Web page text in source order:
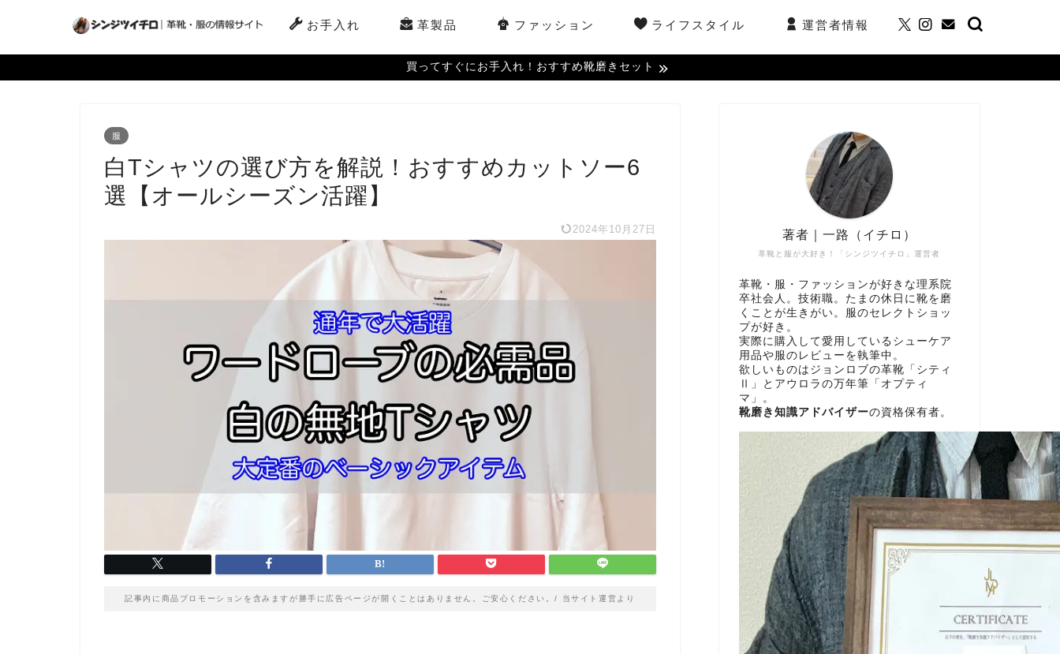
お手入れ 革製品 ファッション ライフスタイル 運営者情報
買ってすぐにお手入れ！おすすめ靴磨きセット
服
白Tシャツの選び方を解説！おすすめカットソー6
選【オールシーズン活躍】
2024年10月27日
記事内に商品プロモーションを含みますが勝手に広告ページが開くことはありません。ご安心ください。/ 当サイト運営より
革靴と服が大好き！「シンジツイチロ」運営者
著者｜一路（イチロ）
革靴・服・ファッションが好きな理系院
卒社会人。技術職。たまの休日に靴を磨
くことが生きがい。服のセレクトショッ
プが好き。
実際に購入して愛用しているシューケア
用品や服のレビューを執筆中。
欲しいものはジョンロブの革靴「シティ
Ⅱ」とアウロラの万年筆「オプティ
マ」。
靴磨き知識アドバイザーの資格保有者。